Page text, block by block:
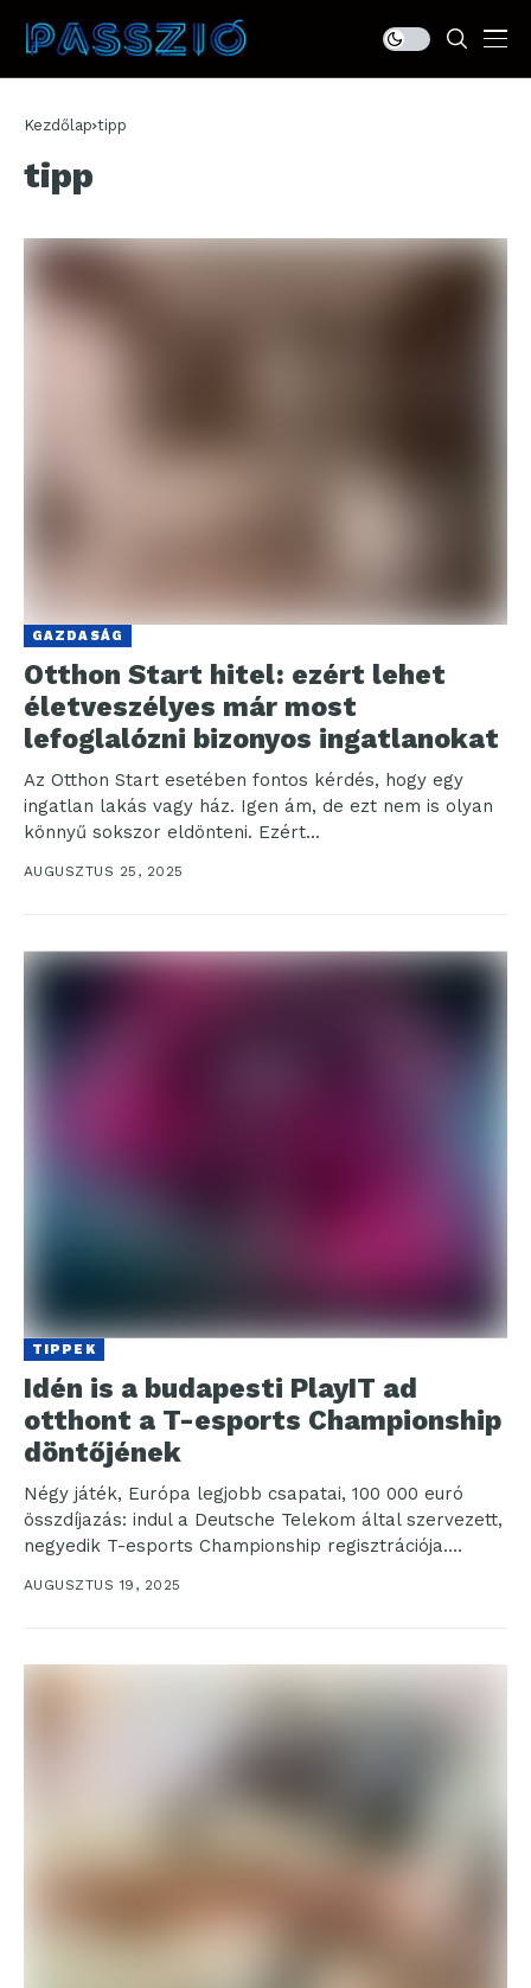
Kezdőlap tipp
tipp
GAZDASÁG
Otthon Start hitel: ezért lehet
életveszélyes már most
lefoglalózni bizonyos ingatlanokat
Az Otthon Start esetében fontos kérdés, hogy egy
ingatlan lakás vagy ház. Igen ám, de ezt nem is olyan
könnyű sokszor eldönteni. Ezért...
AUGUSZTUS 25, 2025
TIPPEK
Idén is a budapesti PlayIT ad
otthont a T-esports Championship
döntőjének
Négy játék, Európa legjobb csapatai, 100 000 euró
összdíjazás: indul a Deutsche Telekom által szervezett,
negyedik T-esports Championship regisztrációja.
AUGUSZTUS 19, 2025